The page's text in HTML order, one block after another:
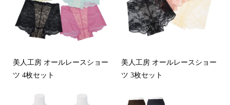
美人工房 オールレースショー
ツ 4枚セット
美人工房 オールレースショー
ツ 3枚セット